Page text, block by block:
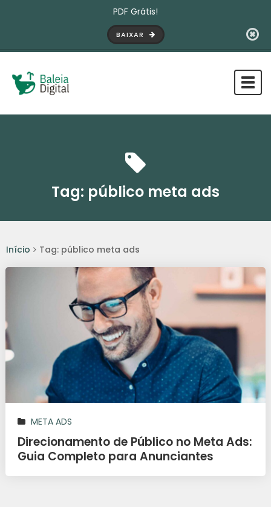
PDF Grátis!
BAIXAR
Tag: público meta ads
Início Tag: público meta ads
META ADS
Direcionamento de Público no Meta Ads:
Guia Completo para Anunciantes